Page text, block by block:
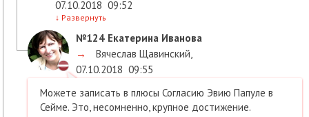
07.10.2018 09:52
↓ Развернуть
№124 Екатерина Иванова
→
Вячеслав Щавинский
07.10.2018 09:55
Можете записать в плюсы Согласию Эвию Папуле в
Сейме. Это, несомненно, крупное достижение.